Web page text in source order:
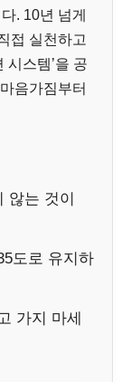
. 10년 넘게
접 실천하고
시스템’을 공
음가짐부터
않는 것이
도로 유지하
가지 마세